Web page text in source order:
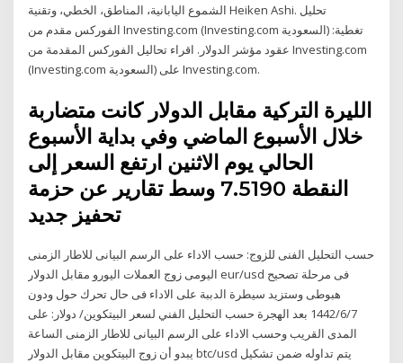
الشموع اليابانية، المناطق، الخطي، وتقنية Heiken Ashi. تحليل
الفوركس مقدم من Investing.com (Investing.com السعودية) تغطية:
عقود مؤشر الدولار. اقراء تحاليل الفوركس المقدمة من Investing.com
(Investing.com السعودية) على Investing.com.
الليرة التركية مقابل الدولار كانت متضاربة
خلال الأسبوع الماضي وفي بداية الأسبوع
الحالي يوم الاثنين ارتفع السعر إلى
النقطة 7.5190 وسط تقارير عن حزمة
تحفيز جديد
حسب التحليل الفنى للزوج: حسب الاداء على الرسم البيانى للاطار الزمنى
اليومى زوج العملات اليورو مقابل الدولار eur/usd فى مرحلة تصحيح
هبوطى وستزيد سيطرة الدببة على الاداء فى حال تحرك حول ودون
7‏‏/6‏‏/1442 بعد الهجرة حسب التحليل الفني لسعر البيتكوين/ دولار: على
المدى القريب وحسب الاداء على الرسم البيانى للاطار الزمنى الساعة
يبدو أن زوج البيتكوين مقابل الدولار btc/usd يتم تداوله ضمن تشكيل